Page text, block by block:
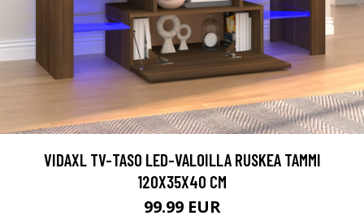
VIDAXL TV-TASO LED-VALOILLA RUSKEA TAMMI
120X35X40 CM
99.99 EUR